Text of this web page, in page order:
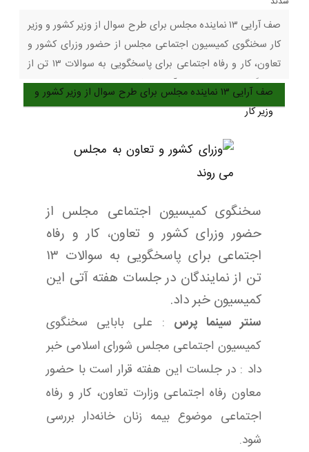
صف آرایی ۱۳ نماینده مجلس برای طرح سوال از وزیر کشور و وزیر
کار سخنگوی کمیسیون اجتماعی مجلس از حضور وزرای کشور و
تعاون، کار و رفاه اجتماعی برای پاسخگویی به سوالات ۱۳ تن از
نمایندگان در جلسات هفته آتی این کمیسیون خبر داد. سنتر سینما
پرس : علی بابایی سخنگوی کمیسیون اجتماعی مجلس شورای
اسلامی
صف آرایی ۱۳ نماینده مجلس برای طرح سوال از وزیر کشور و
وزیر کار
سخنگوی کمیسیون اجتماعی مجلس از
حضور وزرای کشور و تعاون، کار و رفاه
اجتماعی برای پاسخگویی به سوالات ۱۳
تن از نمایندگان در جلسات هفته آتی این
کمیسیون خبر داد.
سنتر سینما پرس : علی بابایی سخنگوی
کمیسیون اجتماعی مجلس شورای اسلامی خبر
داد : در جلسات این هفته قرار است با حضور
معاون رفاه اجتماعی وزارت تعاون، کار و رفاه
اجتماعی موضوع بیمه زنان خانه‌دار بررسی
شود.